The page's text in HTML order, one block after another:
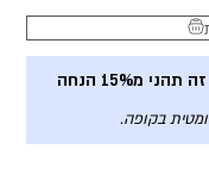
מ15% הנחה
בקופה.